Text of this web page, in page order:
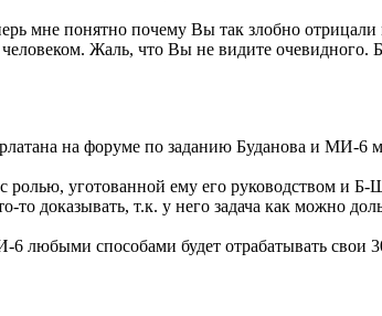
мне понятно почему Вы так злобно
человеком. Жаль, что Вы не видите очевидного.
на форуме по заданию Буданова и МИ-6
ролью, уготованной ему его руководством и Б-
то доказывать, т.к. у него задача как можно
любыми способами будет отрабатывать свои